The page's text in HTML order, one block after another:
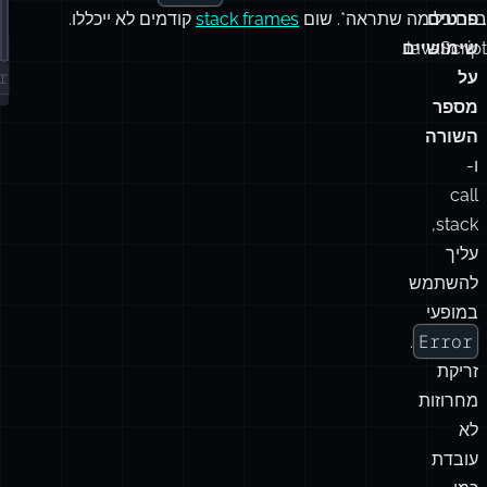
פרטים
שימושיים
על
מספר
השורה
ו-
call
stack,
עליך
להשתמש
במופעי
Error
.
זריקת
מחרוזות
לא
עובדת
הם כל מה שתראה*. שום stack frames קודמים לא ייכללו.